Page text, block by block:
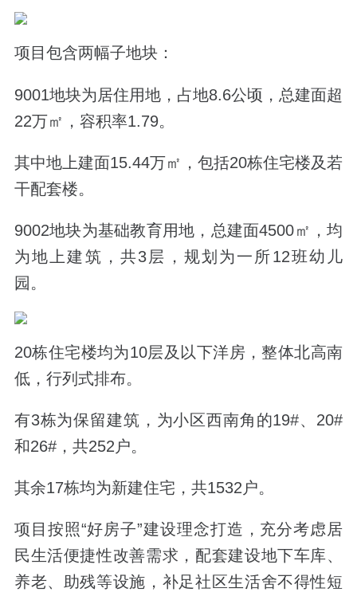
项目包含两幅子地块：
9001地块为居住用地，占地8.6公顷，总建面超
22万㎡，容积率1.79。
其中地上建面15.44万㎡，包括20栋住宅楼及若
干配套楼。
9002地块为基础教育用地，总建面4500㎡，均
为地上建筑，共3层，规划为一所12班幼儿
园。
20栋住宅楼均为10层及以下洋房，整体北高南
低，行列式排布。
有3栋为保留建筑，为小区西南角的19#、20#
和26#，共252户。
其余17栋均为新建住宅，共1532户。
项目按照“好房子”建设理念打造，充分考虑居
民生活便捷性改善需求，配套建设地下车库、
养老、助残等设施，补足社区生活舍不得性短